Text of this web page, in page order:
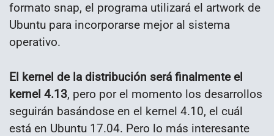
formato snap, el programa utilizará el artwork de
Ubuntu para incorporarse mejor al sistema
operativo.
El kernel de la distribución será finalmente el
kernel 4.13, pero por el momento los desarrollos
seguirán basándose en el kernel 4.10, el cuál
está en Ubuntu 17.04. Pero lo más interesante